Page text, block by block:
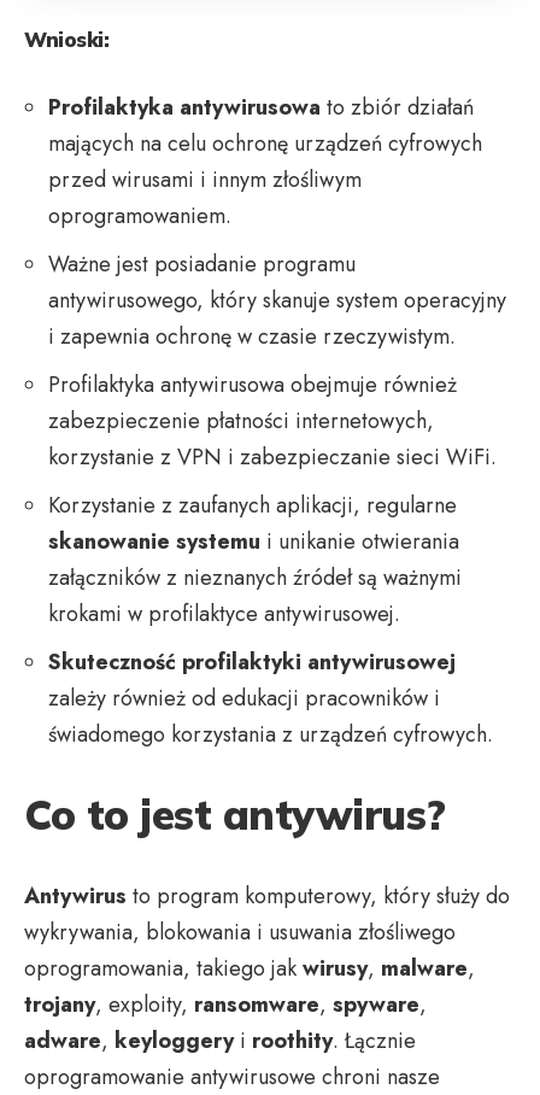
Wnioski:
Profilaktyka antywirusowa to zbiór działań
mających na celu ochronę urządzeń cyfrowych
przed wirusami i innym złośliwym
oprogramowaniem.
Ważne jest posiadanie programu
antywirusowego, który skanuje system operacyjny
i zapewnia ochronę w czasie rzeczywistym.
Profilaktyka antywirusowa obejmuje również
zabezpieczenie płatności internetowych,
korzystanie z VPN i zabezpieczanie sieci WiFi.
Korzystanie z zaufanych aplikacji, regularne
skanowanie systemu i unikanie otwierania
załączników z nieznanych źródeł są ważnymi
krokami w profilaktyce antywirusowej.
Skuteczność profilaktyki antywirusowej
zależy również od edukacji pracowników i
świadomego korzystania z urządzeń cyfrowych.
Co to jest antywirus?
Antywirus to program komputerowy, który służy do
wykrywania, blokowania i usuwania złośliwego
oprogramowania, takiego jakwirusy, malware,
trojany, exploity, ransomware, spyware,
adware, keyloggeryi roothity. Łącznie
oprogramowanie antywirusowe chroni nasze